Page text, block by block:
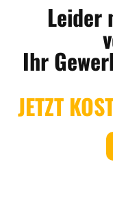
Leider
Ihr
JETZT